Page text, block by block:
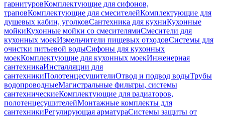
гарнитуровКомплектующие для сифонов,
траповКомплектующие для смесителейКомплектующие для
душевых кабин, уголковСантехника для кухниКухонные
мойкиКухонные мойки со смесителямиСмесители для
кухонных моекИзмельчители пищевых отходовСистемы для
очистки питьевой водыСифоны для кухонных
моекКомплектующие для кухонных моекИнженерная
сантехникаИнсталляции для
сантехникиПолотенцесушителиОтвод и подвод водыТрубы
водопроводныеМагистральные фильтры, системы
сантехническиеКомплектующие для радиаторов,
полотенцесушителейМонтажные комплекты для
сантехникиРегулирующая арматураСистемы защиты от